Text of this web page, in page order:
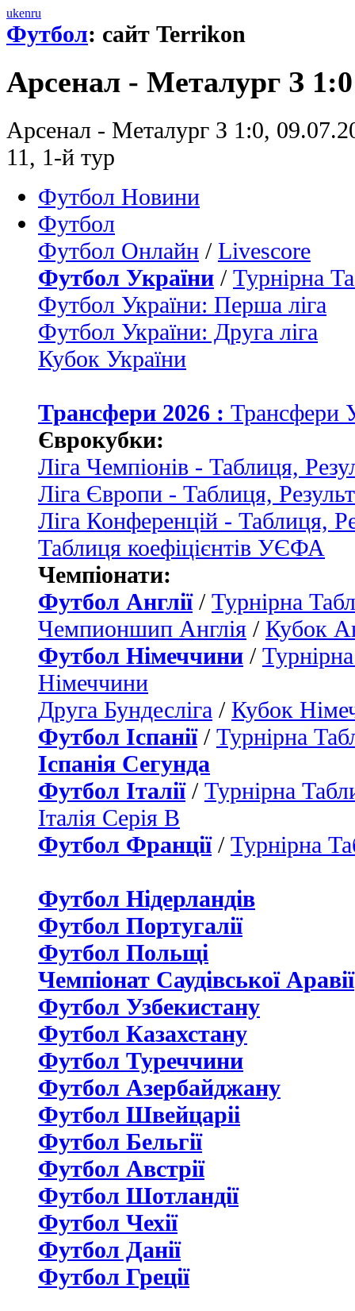
ukenru
Футбол: сайт Terrikon
Арсенал - Металург З 1:0
Арсенал - Металург З 1:0,
11, 1-й тур
Футбол Новини
Футбол
Футбол Онлайн / Livescore
Футбол України / Турнірна
Футбол України: Перша ліга
Футбол України: Друга ліга
Кубок України
Трансфери 2026 : Трансфери
Єврокубки:
Ліга Чемпіонів - Таблиця,
Ліга Європи - Таблиця,
Ліга Конференцій - Таблиця,
Таблиця коефіцієнтів УЄФА
Чемпіонати:
Футбол Англії/ Турнірна
Чемпионшип Англія / Кубок
Футбол Німеччини /
Німеччини
Друга Бундесліга / Кубок
Футбол Іспанії/ Турнірна
Іспанія Сегунда
Футбол Італії/ Турнірна
Італія Серія B
Футбол Франції/ Турнірна
Футбол Нідерландiв
Футбол Португалії
Футбол Польщі
Чемпіонат Саудівської Аравії
Футбол Узбекистану
Футбол Казахстану
Футбол Туреччини
Футбол Азербайджану
Футбол Швейцаріі
Футбол Бельгії
Футбол Австрії
Футбол Шотландії
Футбол Чехії
Футбол Данії
Футбол Греції